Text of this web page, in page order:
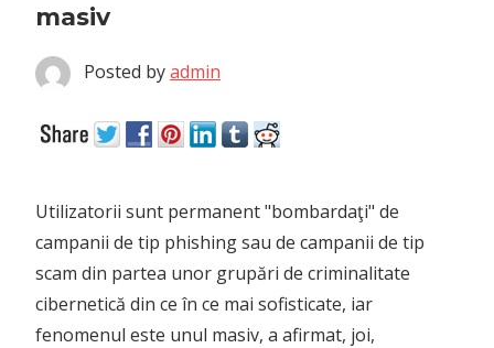
masiv
Posted byadmin
Utilizatorii sunt permanent "bombardaţi" de
campanii de tip phishing sau de campanii de tip
scam din partea unor grupări de criminalitate
cibernetică din ce în ce mai sofisticate, iar
fenomenul este unul masiv, a afirmat, joi,